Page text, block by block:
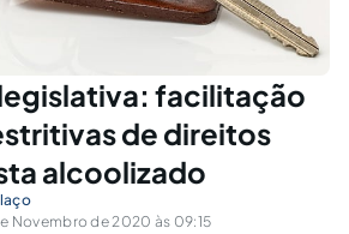
facilitação
de direitos
alcoolizado
Novembro de 2020 às 09:15